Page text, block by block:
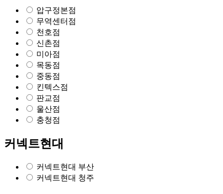
압구정본점
무역센터점
천호점
신촌점
미아점
목동점
중동점
킨텍스점
판교점
울산점
충청점
커넥트현대
커넥트현대 부산
커넥트현대 청주